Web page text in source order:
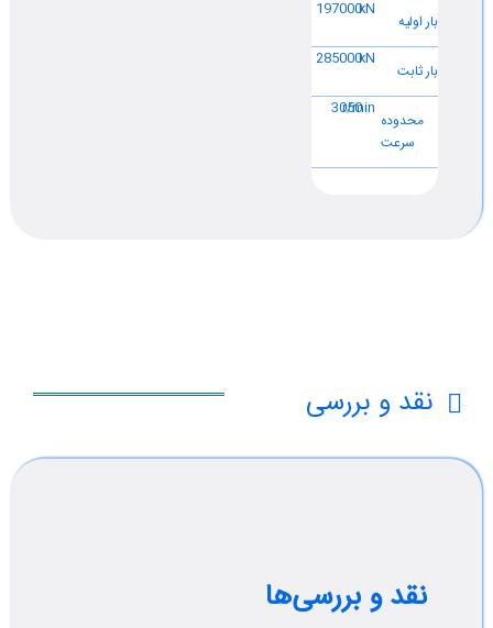
بار اولیه
kN
197000
بار ثابت
kN
285000
محدوده
سرعت
r/min
3050
نقد و بررسی
نقد و بررسی‌ها